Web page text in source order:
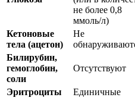
не более 0,8
ммоль/л)
Кетоновые
тела (ацетон)
Не
Билирубин,
гемоглобин,
соли
Отсутствуют
Эритроциты
Единичные